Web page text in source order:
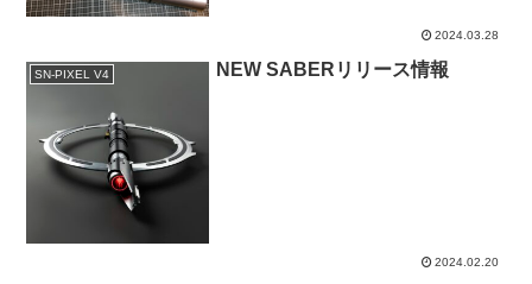
2024.03.28
SN-PIXEL V4 NEW SABERリリース情報
2024.02.20